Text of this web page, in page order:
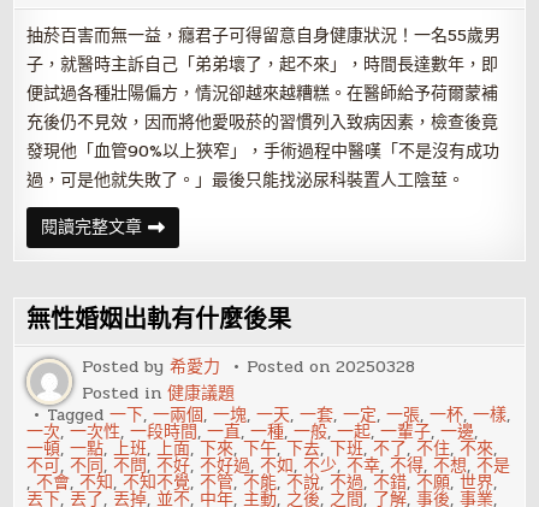
抽菸百害而無一益，癮君子可得留意自身健康狀況！一名55歲男
子，就醫時主訴自己「弟弟壞了，起不來」，時間長達數年，即
便試過各種壯陽偏方，情況卻越來越糟糕。在醫師給予荷爾蒙補
充後仍不見效，因而將他愛吸菸的習慣列入致病因素，檢查後竟
發現他「血管90%以上狹窄」，手術過程中醫嘆「不是沒有成功
過，可是他就失敗了。」最後只能找泌尿科裝置人工陰莖。
閱讀完整文章抽
煙
會
響
勃
起
嗎？
勃
起
功
能
障
礙
跟
抽
煙
無性婚姻出軌有什麼後果
Posted by希愛力 Posted on20250328
Posted in健康議題
Tagged一下,一兩個,一塊,一天,一套,一定,一張,一杯,一樣,
一次,一次性,一段時間,一直,一種,一般,一起,一輩子,一邊,
一頓,一點,上班,上面,下來,下午,下去,下班,不了,不住,不來,
不可,不同,不問,不好,不好過,不如,不少,不幸,不得,不想,不是
,不會,不知,不知不覺,不管,不能,不說,不過,不錯,不願,世界,
丟下, 丟了, 丟掉,並不, 中年,主動, 之後, 之間, 了解,事後,事業,